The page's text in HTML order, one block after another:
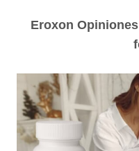
Eroxon